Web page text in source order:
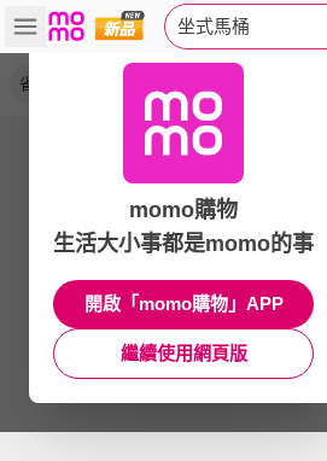
坐式馬桶
省水
momo購物
生活大小事都是momo的事
開啟「momo購物」APP
繼續使用網頁版